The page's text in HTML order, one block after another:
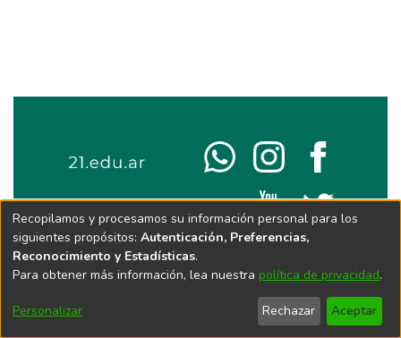
Recopilamos y procesamos su información personal para los
siguientes propósitos: Autenticación, Preferencias,
Reconocimiento y Estadísticas.
Para obtener más información, lea nuestra política de privacidad.
Personalizar Rechazar Aceptar